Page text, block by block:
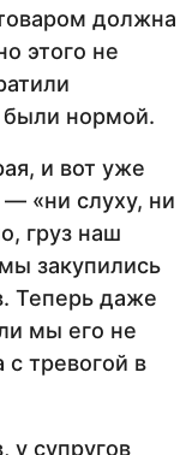
должна
этого не
были нормой.
и вот уже
«ни слуху, ни
груз наш
закупились
Теперь даже
мы его не
тревогой в
у супругов